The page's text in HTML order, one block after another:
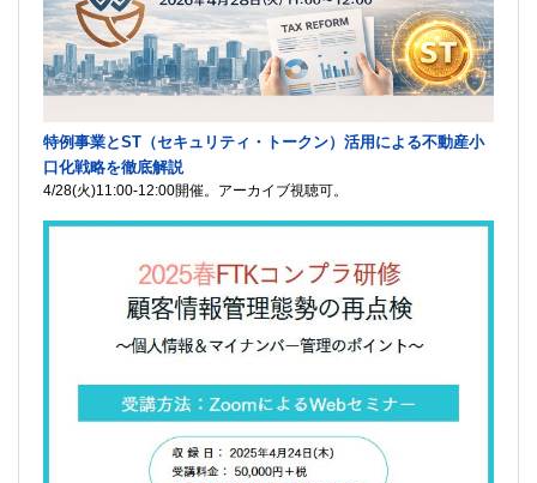
特例事業とST（セキュリティ・トークン）活用による不動産小
口化戦略を徹底解説
4/28(火)11:00-12:00開催。アーカイブ視聴可。